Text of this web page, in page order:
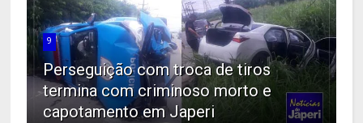
9
Perseguição com troca de tiros
termina com criminoso morto e
capotamento em Japeri